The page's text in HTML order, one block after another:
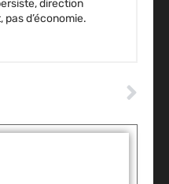
direction
d’économie.